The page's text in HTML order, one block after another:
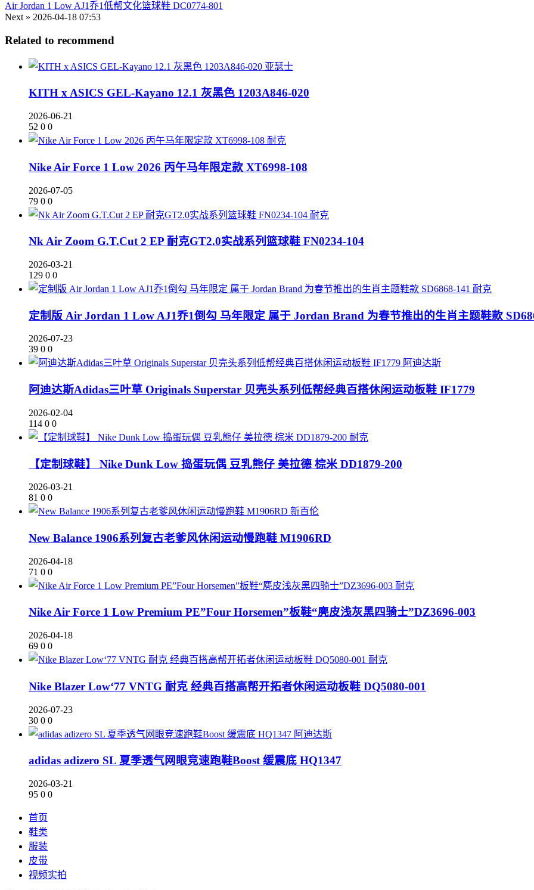
Air Jordan 1 Low AJ1乔1低帮文化篮球鞋 DC0774-801
Next » 2026-04-18 07:53
Related to recommend
亚瑟士
KITH x ASICS GEL-Kayano 12.1 灰黑色 1203A846-020
2026-06-21
52 0 0
耐克
Nike Air Force 1 Low 2026 丙午马年限定款 XT6998-108
2026-07-05
79 0 0
耐克
Nk Air Zoom G.T.Cut 2 EP 耐克GT2.0实战系列篮球鞋 FN0234-104
2026-03-21
129 0 0
耐克
定制版 Air Jordan 1 Low AJ1乔1倒勾 马年限定 属于 Jordan Brand 为春节推出的生肖主题鞋款
2026-07-23
39 0 0
阿迪达斯
阿迪达斯Adidas三叶草 Originals Superstar 贝壳头系列低帮经典百搭休闲运动板鞋 IF1779
2026-02-04
114 0 0
耐克
【定制球鞋】 Nike Dunk Low 捣蛋玩偶 豆乳熊仔 美拉德 棕米 DD1879-200
2026-03-21
81 0 0
新百伦
New Balance 1906系列复古老爹风休闲运动慢跑鞋 M1906RD
2026-04-18
71 0 0
耐克
Nike Air Force 1 Low Premium PE”Four Horsemen”板鞋“麂皮浅灰黑四骑士”DZ3696-003
2026-04-18
69 0 0
耐克
Nike Blazer Low‘77 VNTG 耐克 经典百搭高帮开拓者休闲运动板鞋 DQ5080-001
2026-07-23
30 0 0
阿迪达斯
adidas adizero SL 夏季透气网眼竞速跑鞋Boost 缓震底 HQ1347
2026-03-21
95 0 0
首页
鞋类
服装
皮带
视频实拍